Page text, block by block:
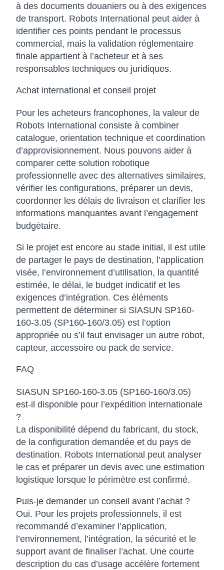
à des documents douaniers ou à des exigences
de transport. Robots International peut aider à
identifier ces points pendant le processus
commercial, mais la validation réglementaire
finale appartient à l’acheteur et à ses
responsables techniques ou juridiques.
Achat international et conseil projet
Pour les acheteurs francophones, la valeur de
Robots International consiste à combiner
catalogue, orientation technique et coordination
d’approvisionnement. Nous pouvons aider à
comparer cette solution robotique
professionnelle avec des alternatives similaires,
vérifier les configurations, préparer un devis,
coordonner les délais de livraison et clarifier les
informations manquantes avant l’engagement
budgétaire.
Si le projet est encore au stade initial, il est utile
de partager le pays de destination, l’application
visée, l’environnement d’utilisation, la quantité
estimée, le délai, le budget indicatif et les
exigences d’intégration. Ces éléments
permettent de déterminer si SIASUN SP160-
160-3.05 (SP160-160/3.05) est l’option
appropriée ou s’il faut envisager un autre robot,
capteur, accessoire ou pack de service.
FAQ
SIASUN SP160-160-3.05 (SP160-160/3.05)
est-il disponible pour l’expédition internationale
?
La disponibilité dépend du fabricant, du stock,
de la configuration demandée et du pays de
destination. Robots International peut analyser
le cas et préparer un devis avec une estimation
logistique lorsque le périmètre est confirmé.
Puis-je demander un conseil avant l’achat ?
Oui. Pour les projets professionnels, il est
recommandé d’examiner l’application,
l’environnement, l’intégration, la sécurité et le
support avant de finaliser l’achat. Une courte
description du cas d’usage accélère fortement